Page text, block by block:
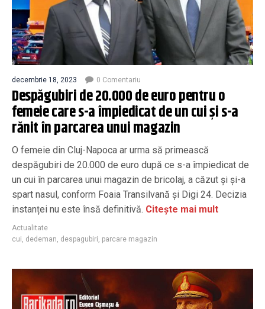
decembrie 18, 2023 0 Comentariu
Despăgubiri de 20.000 de euro pentru o
femeie care s-a împiedicat de un cui și s-a
rănit în parcarea unui magazin
O femeie din Cluj-Napoca ar urma să primească
despăgubiri de 20.000 de euro după ce s-a împiedicat de
un cui în parcarea unui magazin de bricolaj, a căzut și și-a
spart nasul, conform Foaia Transilvană și Digi 24. Decizia
instanței nu este însă definitivă. Citește mai mult
Actualitate
cui, dedeman, despagubiri, parcare magazin